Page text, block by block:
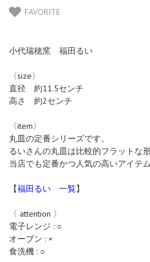
FAVORITE
小代瑞穂窯 福田るい
〈size〉
直径 約11.5センチ
高さ 約2センチ
〈item〉
丸皿の定番シリーズです。
るいさんの丸皿は比較的フラットな
当店でも定番かつ人気の高いアイテム
【福田るい 一覧】
〈 attention 〉
電子レンジ : ○
オーブン : ×
食洗機 : ○